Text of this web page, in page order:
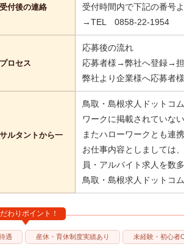
付後の連絡
受付時間内で下記の番号
→TEL 0858-22-1954
ロセス
応募後の流れ
応募者様→弊社へ登録→
弊社より企業様へ応募者
ルタントから一
鳥取・島根求人ドットコ
ワークに掲載されていな
またハローワークとも連
お仕事内容としましては
員・アルバイト求人を数
鳥取・島根求人ドットコ
遇 産休・育休制度実績あり 未経験・初心者
わりポイント！